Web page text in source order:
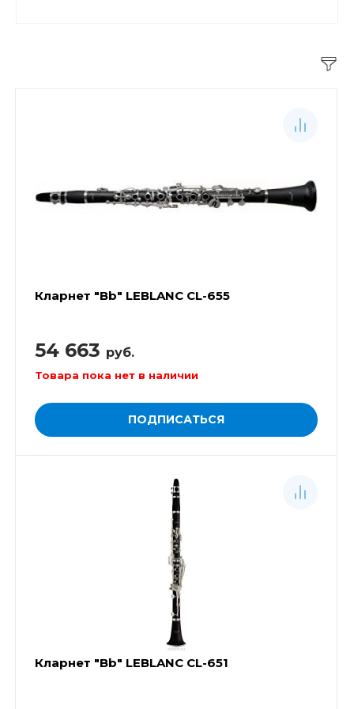
Кларнет "Bb" LEBLANC CL-655
54 663 руб.
Товара пока нет в наличии
ПОДПИСАТЬСЯ
Кларнет "Bb" LEBLANC CL-651